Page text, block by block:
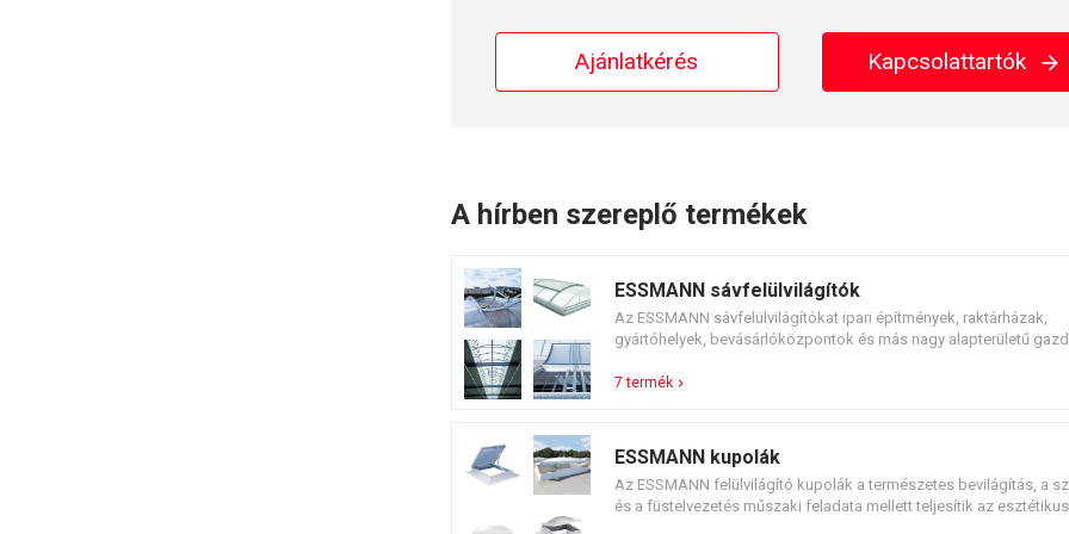
Ajánlatkérés Kapcsolattartók
A hírben szereplő termékek
ESSMANN sávfelülvilágítók
Az ESSMANN sávfelülvilágítókat ipari építmények, raktárházak,
gyártóhelyek, bevásárlóközpontok és más nagy alapterületű
extrudált alumíniumprofilokból állnak, és íves vagy 30° vagy 45°-
irányelveknek megfelelően kiviteleztek.
7 termék
ESSMANN kupolák
Az ESSMANN felülvilágító kupolák a természetes bevilágítás, a
és a füstelvezetés műszaki feladata mellett teljesítik az esztétikus